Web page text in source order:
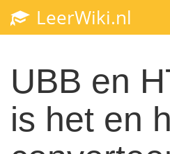
LeerWiki.nl
UBB en
is het en